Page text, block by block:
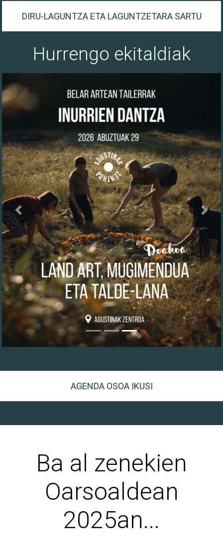
DIRU-LAGUNTZA ETA LAGUNTZETARA SARTU
Hurrengo ekitaldiak
Previous Next
AGENDA OSOA IKUSI
Ba al zenekien
Oarsoaldean
2025an...